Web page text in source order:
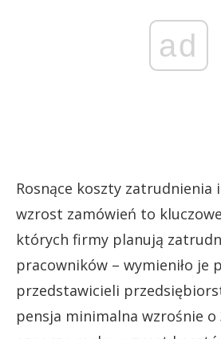
ad
Rosnące koszty zatrudnienia
wzrost zamówień to
których firmy planują
pracowników – wymieniło je
przedstawicieli
pensja minimalna wzrośnie o